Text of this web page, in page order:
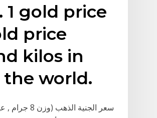
1 gold price
price
kilos in
world.